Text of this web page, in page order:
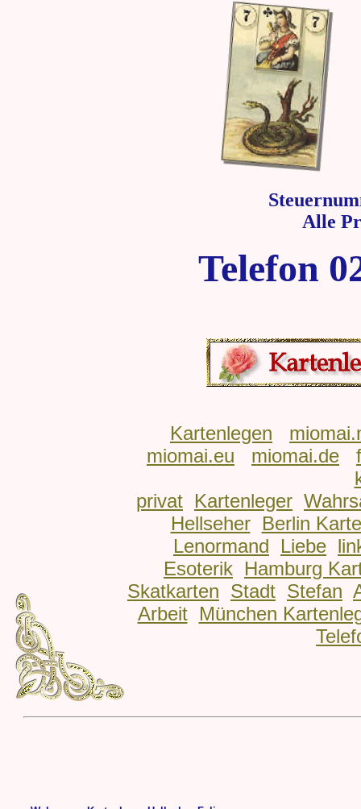
Alle
Telefon
Kartenlegen
miomai.eu
miomai.de
privat Kartenleger
Hellseher
Berlin
Lenormand
Liebe
Esoterik Hamburg
Skatkarten Stadt Stefan
Arbeit
München